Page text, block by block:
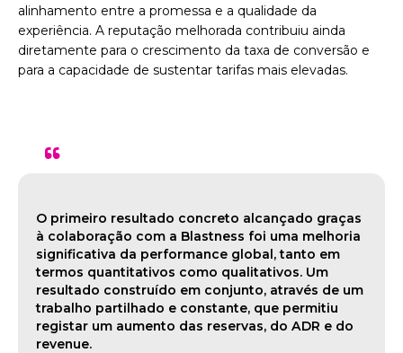
alinhamento entre a promessa e a qualidade da
experiência. A reputação melhorada contribuiu ainda
diretamente para o crescimento da taxa de conversão e
para a capacidade de sustentar tarifas mais elevadas.
"
O primeiro resultado concreto alcançado graças
à colaboração com a Blastness foi uma melhoria
significativa da performance global, tanto em
termos quantitativos como qualitativos. Um
resultado construído em conjunto, através de um
trabalho partilhado e constante, que permitiu
registar um aumento das reservas, do ADR e do
revenue.